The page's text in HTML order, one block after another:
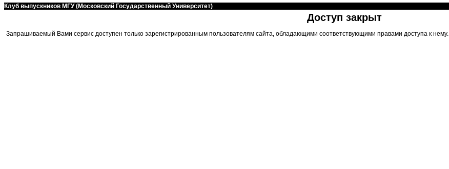
Клуб выпускников МГУ (Московский Государственный Университет)
Доступ закрыт
Запрашиваемый Вами сервис доступен только зарегистрированным пользователям сайта, обладающими соответствующими правами доступа к нему.